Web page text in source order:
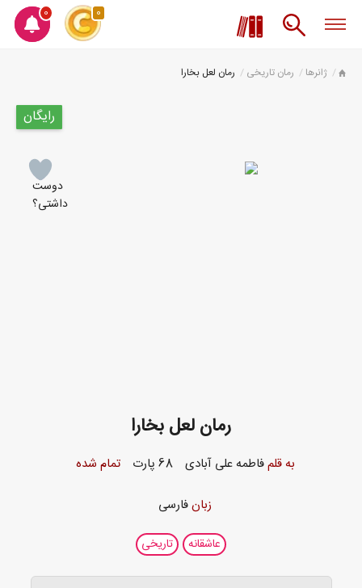
0 0
ژانرها رمان تاریخی رمان لعل بخارا
رایگان
دوست
داشتی؟
رمان لعل بخارا
به قلمفاطمه علی آبادی 68 پارت تمام شده
زبانفارسی
عاشقانه تاریخی